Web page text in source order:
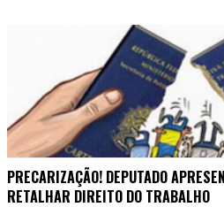
PRECARIZAÇÃO! DEPUTADO
RETALHAR DIREITO DO TRABALHO